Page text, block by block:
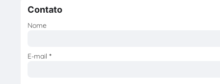
Contato
Nome
E-mail *